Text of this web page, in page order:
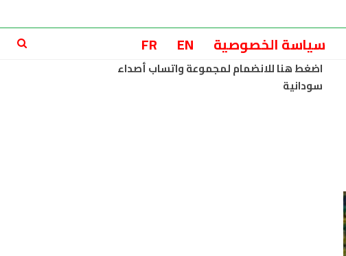
سياسة الخصوصية EN
FR
اضغط هنا للانضمام لمجموعة واتساب أصداء
سودانية